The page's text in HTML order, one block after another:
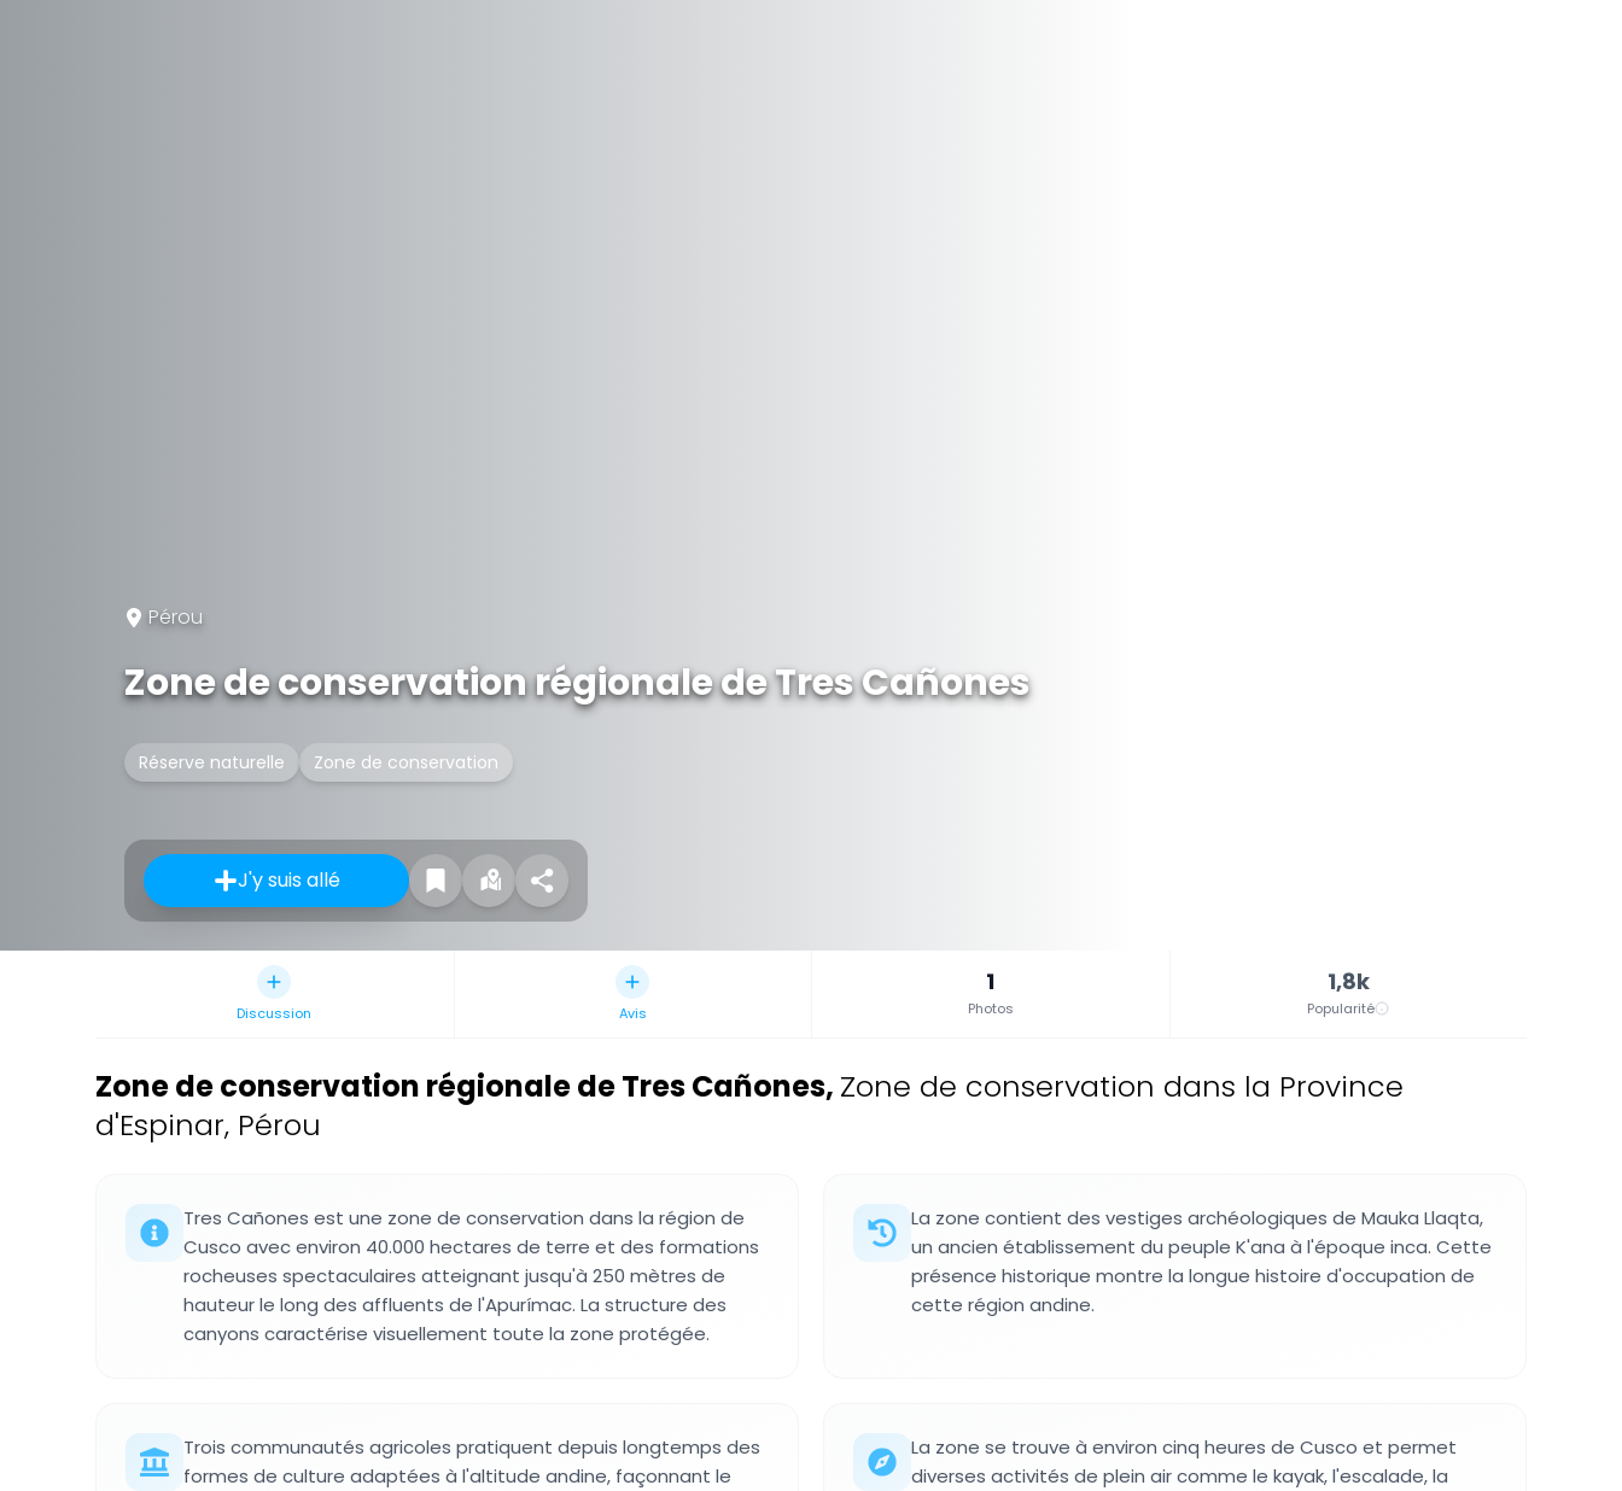
Pérou
Zone de conservation régionale de Tres Cañones
Réserve naturelle Zone de conservation
J'y suis allé
Discussion Avis
1
Photos
1,8k
Popularité
Zone de conservation régionale de Tres Cañones, Zone de conservation dans la Province
d'Espinar, Pérou
Tres Cañones est une zone de conservation dans la région de
Cusco avec environ 40.000 hectares de terre et des formations
rocheuses spectaculaires atteignant jusqu'à 250 mètres de
hauteur le long des affluents de l'Apurímac. La structure des
canyons caractérise visuellement toute la zone protégée.
La zone contient des vestiges archéologiques de Mauka Llaqta,
un ancien établissement du peuple K'ana à l'époque inca. Cette
présence historique montre la longue histoire d'occupation de
cette région andine.
Trois communautés agricoles pratiquent depuis longtemps des
formes de culture adaptées à l'altitude andine, façonnant le
La zone se trouve à environ cinq heures de Cusco et permet
diverses activités de plein air comme le kayak, l'escalade, la